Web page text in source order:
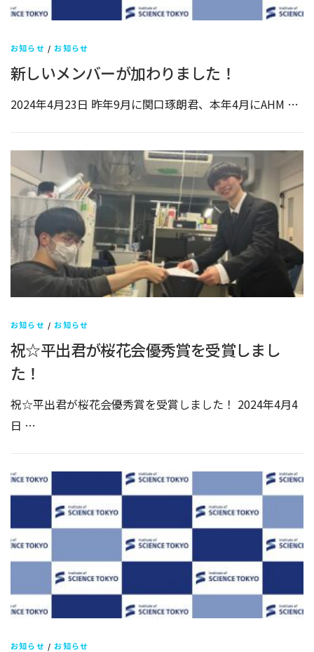
お知らせ /お知らせ
新しいメンバーが加わりました！
2024年4月23日 昨年9月に関口琢朗君、本年4月にAHM …
お知らせ /お知らせ
祝☆平出君が桜花会優秀賞を受賞しまし
た！
祝☆平出君が桜花会優秀賞を受賞しました！ 2024年4月4
日 …
お知らせ /お知らせ